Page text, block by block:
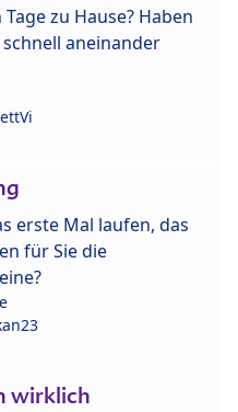
zu Hause? Haben
aneinander
erste Mal laufen, das
für Sie die
wirklich